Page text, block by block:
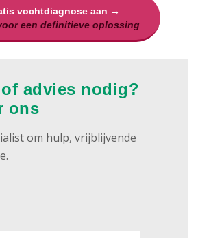
vochtdiagnose aan →
een definitieve oplossing
advies nodig?
ons
om hulp, vrijblijvende